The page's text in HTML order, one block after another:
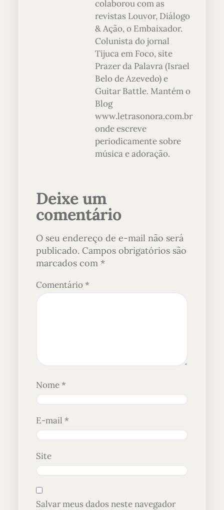
colaborou com as
revistas Louvor, Diálogo
& Ação, o Embaixador.
Colunista do jornal
Tijuca em Foco, site
Prazer da Palavra (Israel
Belo de Azevedo) e
Guitar Battle. Mantém o
Blog
www.letrasonora.com.br
onde escreve
periodicamente sobre
música e adoração.
Deixe um
comentário
O seu endereço de e-mail não será
publicado. Campos obrigatórios são
marcados com *
Comentário*
Nome*
E-mail *
Site
Salvar meus dados neste navegador